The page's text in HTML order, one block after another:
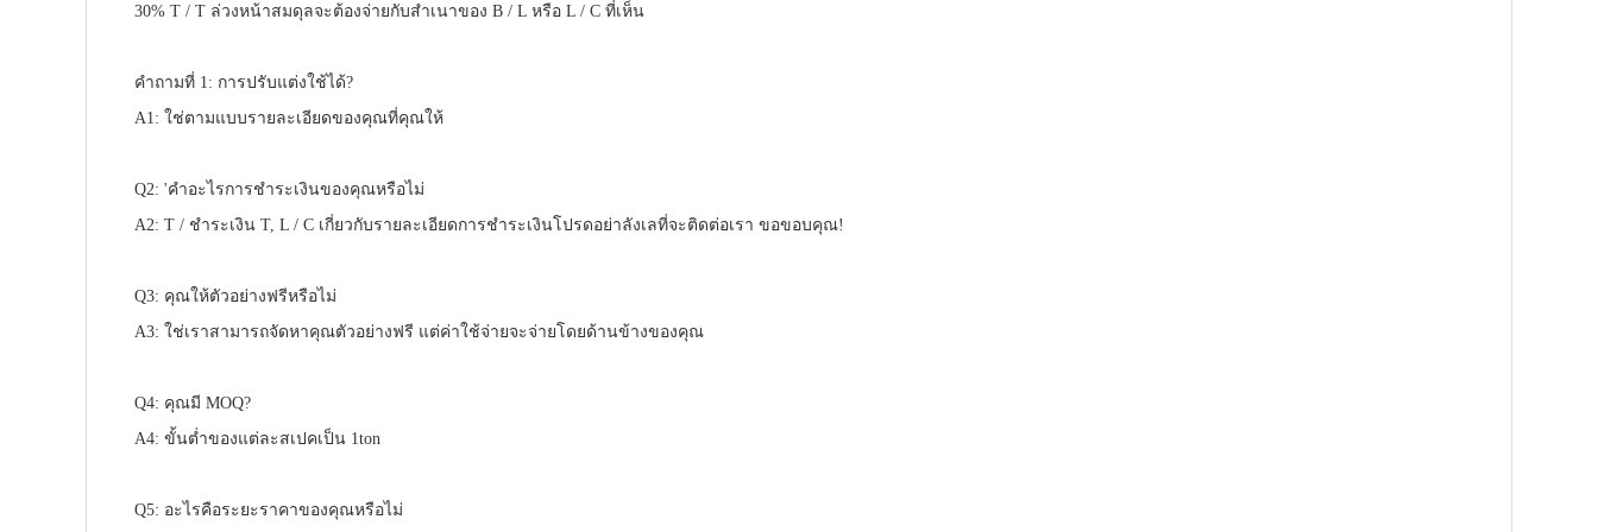
30% T / T ล่วงหน้าสมดุลจะต้องจ่ายกับสำเนาของ B / L หรือ L / C ที่เห็น
คำถามที่ 1: การปรับแต่งใช้ได้?
A1: ใช่ตามแบบรายละเอียดของคุณที่คุณให้
Q2: 'คำอะไรการชำระเงินของคุณหรือไม่
A2: T / ชำระเงิน T, L / C เกี่ยวกับรายละเอียดการชำระเงินโปรดอย่าลังเลที่จะติดต่อเรา ขอขอบคุณ!
Q3: คุณให้ตัวอย่างฟรีหรือไม่
A3: ใช่เราสามารถจัดหาคุณตัวอย่างฟรี แต่ค่าใช้จ่ายจะจ่ายโดยด้านข้างของคุณ
Q4: คุณมี MOQ?
A4: ขั้นต่ำของแต่ละสเปคเป็น 1ton
Q5: อะไรคือระยะราคาของคุณหรือไม่